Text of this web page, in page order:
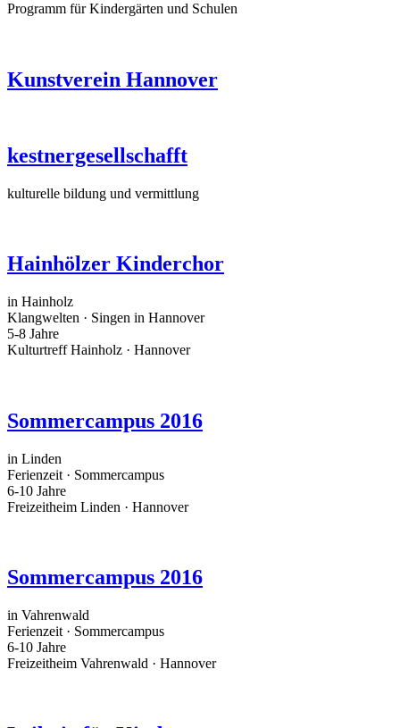
Programm für Kindergärten und Schulen
Kunstverein Hannover
kestnergesellschafft
kulturelle bildung und vermittlung
Hainhölzer Kinderchor
in Hainholz
Klangwelten · Singen in Hannover
5-8 Jahre
Kulturtreff Hainholz · Hannover
Sommercampus 2016
in Linden
Ferienzeit · Sommercampus
6-10 Jahre
Freizeitheim Linden · Hannover
Sommercampus 2016
in Vahrenwald
Ferienzeit · Sommercampus
6-10 Jahre
Freizeitheim Vahrenwald · Hannover